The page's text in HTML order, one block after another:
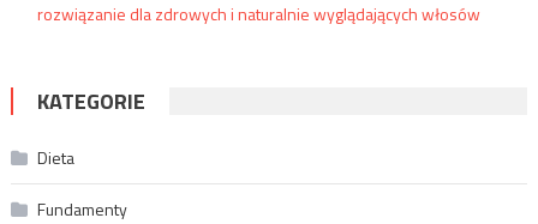
rozwiązanie dla zdrowych i naturalnie wyglądających włosów
KATEGORIE
Dieta
Fundamenty